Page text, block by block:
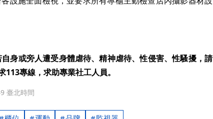
身或旁人遭受身體虐待、精神虐待、性侵害、性騷擾，請
專線，求助專業社工人員。
臺北時間